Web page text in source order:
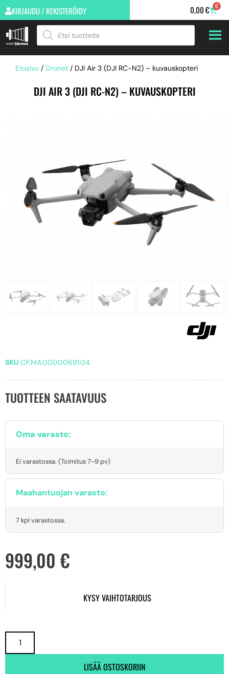
KIRJAUDU / REKISTERÖIDY 0,00€ 0
Etusivu / Dronet / DJI Air 3 (DJI RC-N2) – kuvauskopteri
DJI AIR 3 (DJI RC-N2) – KUVAUSKOPTERI
SKU CP.MA.00000691.04
TUOTTEEN SAATAVUUS
Oma varasto:
Ei varastossa. (Toimitus 7-9 pv)
Maahantuojan varasto:
7 kpl varastossa.
999,00 €
KYSY VAIHTOTARJOUS
LISÄÄ OSTOSKORIIN